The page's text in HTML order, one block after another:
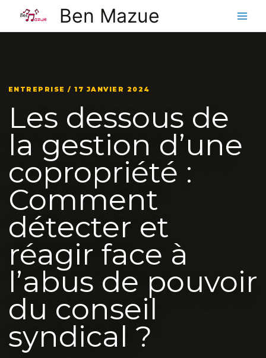
contenu
Ben Mazue
ENTREPRISE / 17 JANVIER 2024
Les dessous de
la gestion d’une
copropriété :
Comment
détecter et
réagir face à
l’abus de pouvoir
du conseil
syndical ?